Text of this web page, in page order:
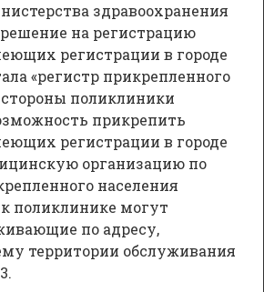
здравоохранения
на регистрацию
регистрации в городе
«регистр прикрепленного
стороны поликлиники
прикрепить
регистрации в городе
организацию по
населения
поликлинике могут
по адресу,
территории обслуживания